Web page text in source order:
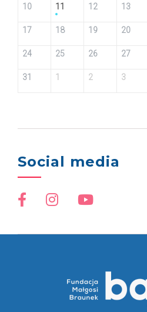
10 11 12 13
17 18 19 20
24 25 26 27
31 1 2 3
Social media